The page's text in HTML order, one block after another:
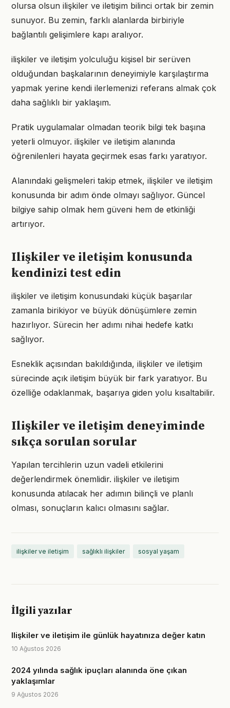
olursa olsun ilişkiler ve iletişim bilinci ortak bir zemin
sunuyor. Bu zemin, farklı alanlarda birbiriyle
bağlantılı gelişimlere kapı aralıyor.
ilişkiler ve iletişim yolculuğu kişisel bir serüven
olduğundan başkalarının deneyimiyle karşılaştırma
yapmak yerine kendi ilerlemenizi referans almak çok
daha sağlıklı bir yaklaşım.
Pratik uygulamalar olmadan teorik bilgi tek başına
yeterli olmuyor. ilişkiler ve iletişim alanında
öğrenilenleri hayata geçirmek esas farkı yaratıyor.
Alanındaki gelişmeleri takip etmek, ilişkiler ve iletişim
konusunda bir adım önde olmayı sağlıyor. Güncel
bilgiye sahip olmak hem güveni hem de etkinliği
artırıyor.
Ilişkiler ve iletişim konusunda
kendinizi test edin
ilişkiler ve iletişim konusundaki küçük başarılar
zamanla birikiyor ve büyük dönüşümlere zemin
hazırlıyor. Sürecin her adımı nihai hedefe katkı
sağlıyor.
Esneklik açısından bakıldığında, ilişkiler ve iletişim
sürecinde açık iletişim büyük bir fark yaratıyor. Bu
özelliğe odaklanmak, başarıya giden yolu kısaltabilir.
Ilişkiler ve iletişim deneyiminde
sıkça sorulan sorular
Yapılan tercihlerin uzun vadeli etkilerini
değerlendirmek önemlidir. ilişkiler ve iletişim
konusunda atılacak her adımın bilinçli ve planlı
olması, sonuçların kalıcı olmasını sağlar.
ilişkiler ve iletişim sağlıklı ilişkiler sosyal yaşam
İlgili yazılar
Ilişkiler ve iletişim ile günlük hayatınıza değer katın
10 Ağustos 2026
2024 yılında sağlık ipuçları alanında öne çıkan
yaklaşımlar
9 Ağustos 2026